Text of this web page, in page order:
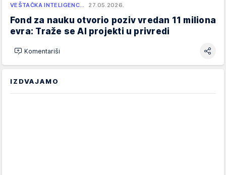
VEŠTAČKA INTELIGENC… 27.05.2026.
Fond za nauku otvorio poziv vredan 11 miliona
evra: Traže se AI projekti u privredi
Komentariši
IZDVAJAMO